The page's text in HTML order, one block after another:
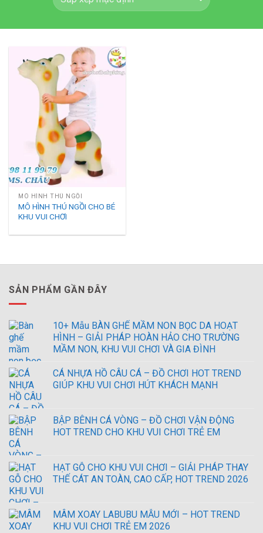
MÔ HÌNH THÚ NGỒI
MÔ HÌNH THÚ NGỒI CHO BÉ
KHU VUI CHƠI
SẢN PHẨM GẦN ĐÂY
10+ Mẫu BÀN GHẾ MẦM NON BỌC DA HOẠT
HÌNH – GIẢI PHÁP HOÀN HẢO CHO TRƯỜNG
MẦM NON, KHU VUI CHƠI VÀ GIA ĐÌNH
CÁ NHỰA HỒ CÂU CÁ – ĐỒ CHƠI HOT TREND
GIÚP KHU VUI CHƠI HÚT KHÁCH MẠNH
BẬP BÊNH CÁ VÒNG – ĐỒ CHƠI VẬN ĐỘNG
HOT TREND CHO KHU VUI CHƠI TRẺ EM
HẠT GỖ CHO KHU VUI CHƠI – GIẢI PHÁP THAY
THẾ CÁT AN TOÀN, CAO CẤP, HOT TREND 2026
MÂM XOAY LABUBU MẪU MỚI – HOT TREND
KHU VUI CHƠI TRẺ EM 2026